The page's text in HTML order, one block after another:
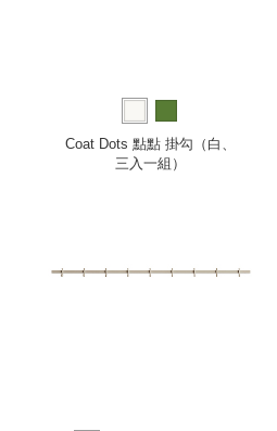
Coat Dots 點點 掛勾（白、
三入一組）